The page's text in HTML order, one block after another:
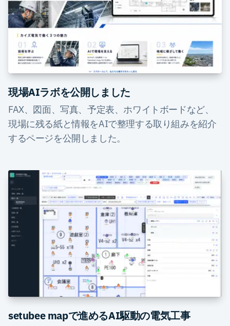
現場AIラボを公開しました
FAX、図面、写真、予定表、ホワイトボードなど、
現場に残る紙と情報をAIで整理する取り組みを紹介
するページを公開しました。
setubee mapで進めるAI駆動の電気工事